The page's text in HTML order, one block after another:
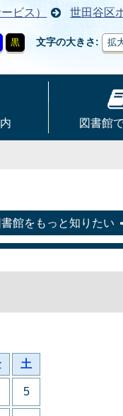
ビス） 世田谷区
黒 文字の大きさ 拡
図書館
館をもっと知りたい
土
5